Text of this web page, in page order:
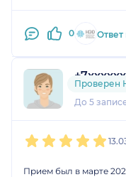
0 Ответ
1 оценка
До 5
Проверен
Прием был в марте